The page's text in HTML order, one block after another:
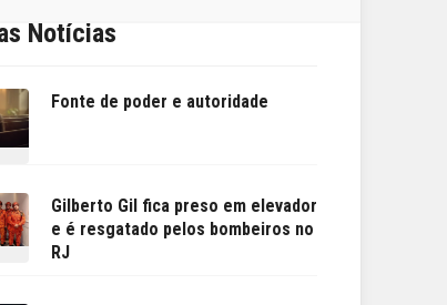
Notícias
Fonte de poder e autoridade
Gilberto Gil fica preso em elevador
e é resgatado pelos bombeiros no
RJ